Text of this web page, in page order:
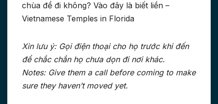
chùa để đi không? Vào đây là biết liền –
Vietnamese Temples in Florida
Xin lưu ý: Gọi điện thoại cho họ trước khi đến
để chắc chắn họ chưa dọn đi nơi khác.
Notes: Give them a call before coming to make
sure they haven’t moved yet.